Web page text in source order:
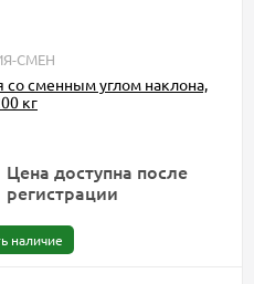
СМЕН
со сменным углом наклона,
кг
Цена доступна после
регистрации
наличие